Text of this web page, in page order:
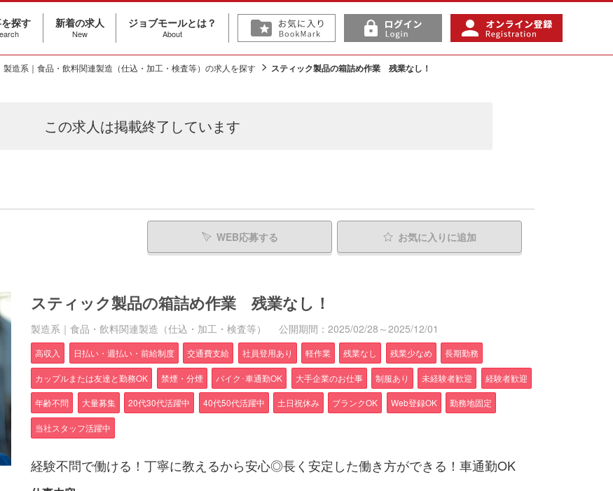
探す 新着の求人
New
ジョブモールとは？
About
製造系｜食品・飲料関連製造（仕込・加工・検査等）の求人を探す スティック製品の箱詰め作業 残業なし！
この求人は掲載終了しています
WEB応募する お気に入り に追加
スティック製品の箱詰め作業 残業なし！
製造系｜食品・飲料関連製造（仕込・加工・検査等） 公開期間：2025/02/28～2025/12/01
高収入 日払い・週払い・前給制度 交通費支給 社員登用あり 軽作業 残業なし 残業少なめ 長期勤務
カップルまたは友達と勤務OK 禁煙・分煙 バイク･車通勤OK 大手企業のお仕事 制服あり 未経験者歓迎 経験者歓迎
年齢不問 大量募集 20代30代活躍中 40代50代活躍中 土日祝休み ブランクOK Web登録OK 勤務地固定
当社スタッフ活躍中
経験不問で働ける！丁寧に教えるから安心◎長く安定した働き方ができる！車通勤OK